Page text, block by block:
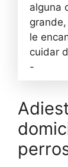
alguna
le
cuidar
-